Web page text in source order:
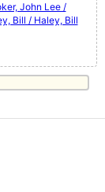
John Lee /
Bill / Haley, Bill